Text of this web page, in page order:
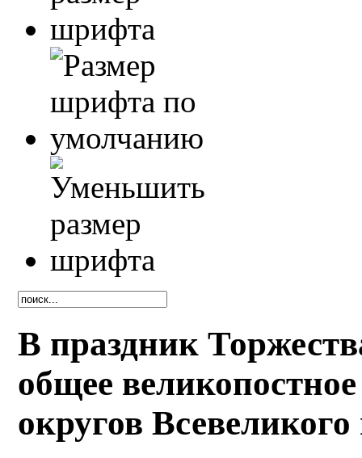
В праздник
общее
округов